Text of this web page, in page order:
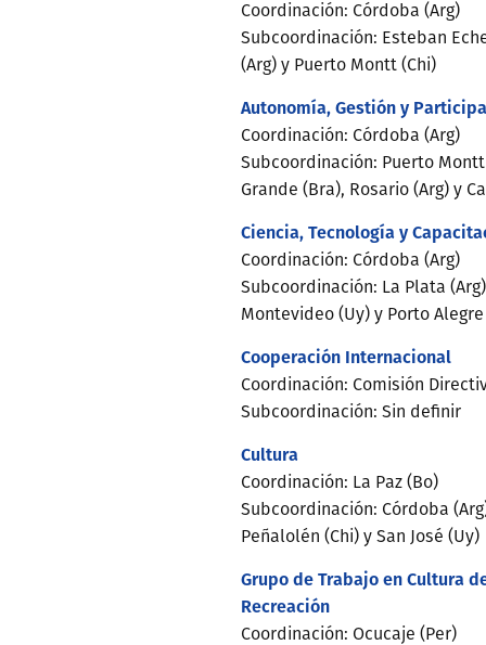
Coordinación: Córdoba (Arg)
Subcoordinación: Esteban
(Arg) y Puerto Montt (Chi)
Autonomía, Gestión y
Coordinación: Córdoba (Arg)
Subcoordinación: Puerto
Grande (Bra), Rosario (Arg) y
Ciencia, Tecnología y
Coordinación: Córdoba (Arg)
Subcoordinación: La Plata
Montevideo (Uy) y Porto
Cooperación Internacional
Coordinación: Comisión
Subcoordinación: Sin definir
Cultura
Coordinación: La Paz (Bo)
Subcoordinación: Córdoba
Peñalolén (Chi) y San José (Uy)
Grupo de Trabajo en Cultura
Recreación
Coordinación: Ocucaje (Per)